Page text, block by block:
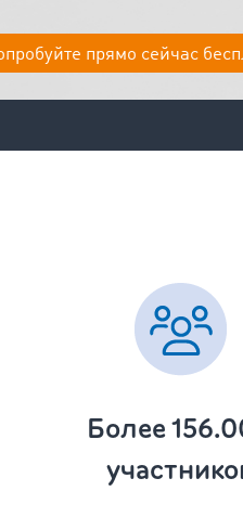
прямо сейчас
Более